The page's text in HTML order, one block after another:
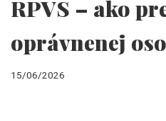
RPVS – ako
oprávnenej
15/06/2026